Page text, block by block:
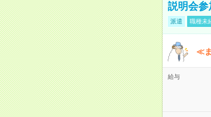
説明会
派遣 職種未
≪ま
給与